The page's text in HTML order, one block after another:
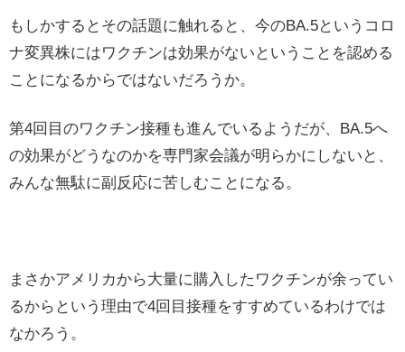
もしかするとその話題に触れると、今のBA.5というコロ
ナ変異株にはワクチンは効果がないということを認める
ことになるからではないだろうか。
第4回目のワクチン接種も進んでいるようだが、BA.5へ
の効果がどうなのかを専門家会議が明らかにしないと、
みんな無駄に副反応に苦しむことになる。
まさかアメリカから大量に購入したワクチンが余ってい
るからという理由で4回目接種をすすめているわけでは
なかろう。